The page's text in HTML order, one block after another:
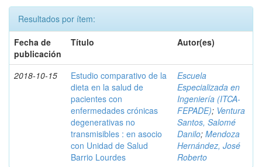
Resultados por ítem:
Fecha de
publicación
Título Autor(es)
2018-10-15
Estudio comparativo de la
dieta en la salud de
pacientes con
enfermedades crónicas
degenerativas no
transmisibles : en asocio
con Unidad de Salud
Barrio Lourdes
Escuela
Especializada en
Ingeniería (ITCA-
FEPADE); Ventura
Santos, Salomé
Danilo; Mendoza
Hernández, José
Roberto